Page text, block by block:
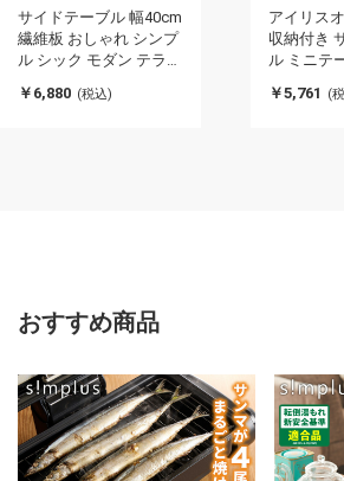
サイドテーブル 幅40cm
繊維板 おしゃれ シンプ
ル シック モダン テラゾ
角丸 ライトグレー ホワ
￥6,880 (税込)
アイリス
収納付き
ル ミニテ
ル 円形天
￥5,761 (
おすすめ商品